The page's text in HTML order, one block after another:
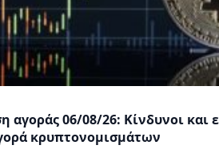
αγοράς 06/08/26: Κίνδυνοι και
κρυπτονομισμάτων